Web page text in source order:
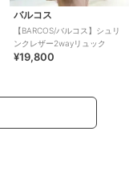
バルコス
【BARCOS/バルコス】シュリ
ンクレザー2wayリュック
¥19,800